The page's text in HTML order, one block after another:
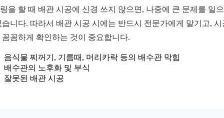
을 할 때 배관 시공에 신경 쓰지 않으면, 나중에 큰 문제를 일
습니다. 따라서 배관 시공 시에는 반드시 전문가에게 맡기고, 시
꼼꼼하게 확인하는 것이 중요합니다.
음식물 찌꺼기, 기름때, 머리카락 등의 배수관 막힘
배수관의 노후화 및 부식
잘못된 배관 시공